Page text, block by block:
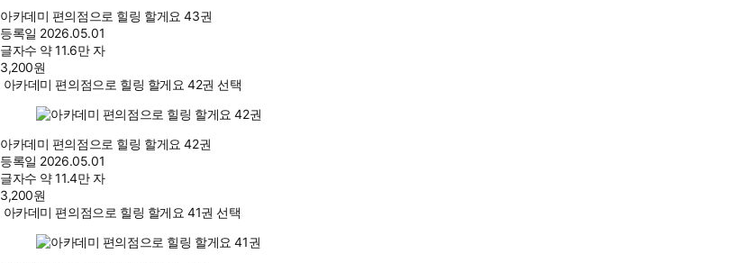
아카데미 편의점으로 힐링 할게요 43권
등록일 2026.05.01
글자수 약 11.6만 자
3,200원
아카데미 편의점으로 힐링 할게요 42권 선택
아카데미 편의점으로 힐링 할게요 42권
등록일 2026.05.01
글자수 약 11.4만 자
3,200원
아카데미 편의점으로 힐링 할게요 41권 선택